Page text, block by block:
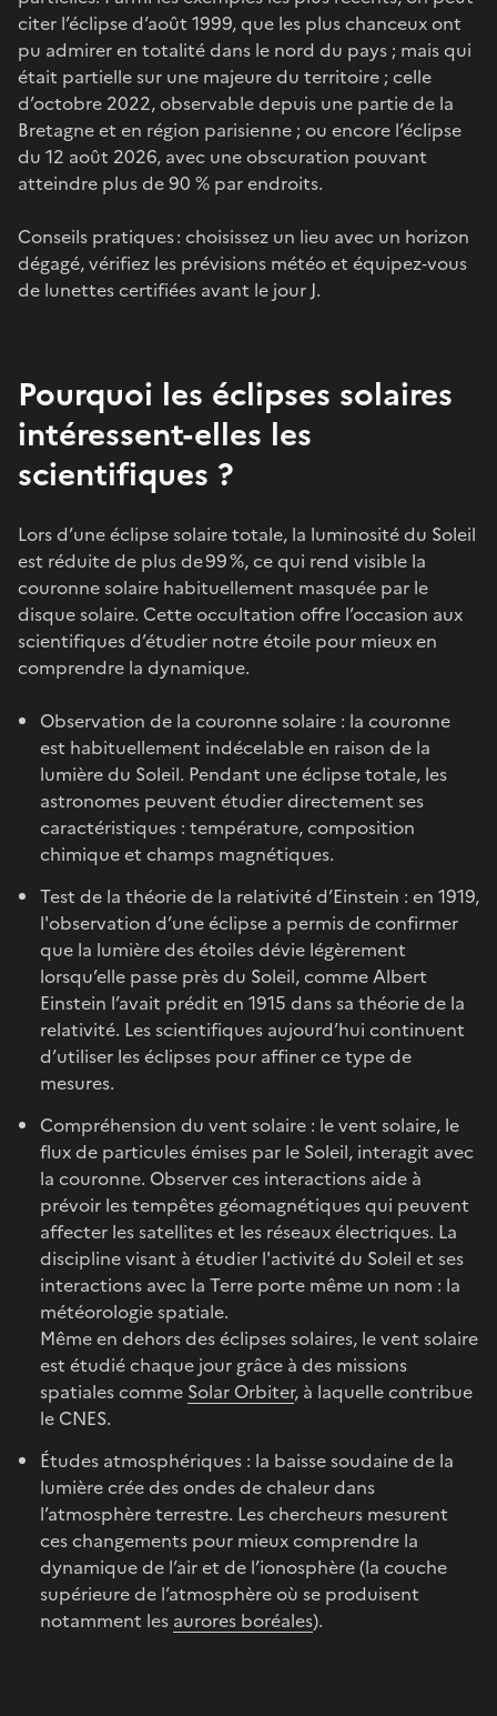
citer l’éclipse d’août 1999, que les plus chanceux ont
pu admirer en totalité dans le nord du pays ; mais qui
était partielle sur une majeure du territoire ; celle
d’octobre 2022, observable depuis une partie de la
Bretagne et en région parisienne ; ou encore l’éclipse
du 12 août 2026, avec une obscuration pouvant
atteindre plus de 90 % par endroits.
Conseils pratiques : choisissez un lieu avec un horizon
dégagé, vérifiez les prévisions météo et équipez‑vous
de lunettes certifiées avant le jour J.
Pourquoi les éclipses solaires
intéressent-elles les
scientifiques ?
Lors d’une éclipse solaire totale, la luminosité du Soleil
est réduite de plus de 99 %, ce qui rend visible la
couronne solaire habituellement masquée par le
disque solaire. Cette occultation offre l’occasion aux
scientifiques d’étudier notre étoile pour mieux en
comprendre la dynamique.
Observation de la couronne solaire : la couronne
est habituellement indécelable en raison de la
lumière du Soleil. Pendant une éclipse totale, les
astronomes peuvent étudier directement ses
caractéristiques : température, composition
chimique et champs magnétiques.
Test de la théorie de la relativité d’Einstein : en 1919,
l'observation d’une éclipse a permis de confirmer
que la lumière des étoiles dévie légèrement
lorsqu’elle passe près du Soleil, comme Albert
Einstein l’avait prédit en 1915 dans sa théorie de la
relativité. Les scientifiques aujourd’hui continuent
d’utiliser les éclipses pour affiner ce type de
mesures.
Compréhension du vent solaire : le vent solaire, le
flux de particules émises par le Soleil, interagit avec
la couronne. Observer ces interactions aide à
prévoir les tempêtes géomagnétiques qui peuvent
affecter les satellites et les réseaux électriques. La
discipline visant à étudier l'activité du Soleil et ses
interactions avec la Terre porte même un nom : la
météorologie spatiale.
Même en dehors des éclipses solaires, le vent solaire
est étudié chaque jour grâce à des missions
spatiales comme Solar Orbiter, à laquelle contribue
le CNES.
Études atmosphériques : la baisse soudaine de la
lumière crée des ondes de chaleur dans
l’atmosphère terrestre. Les chercheurs mesurent
ces changements pour mieux comprendre la
dynamique de l’air et de l’ionosphère (la couche
supérieure de l’atmosphère où se produisent
notamment les aurores boréales).